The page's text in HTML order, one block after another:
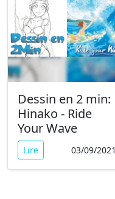
Dessin en 2 min:
Hinako - Ride
Your Wave
Lire 03/09/2021